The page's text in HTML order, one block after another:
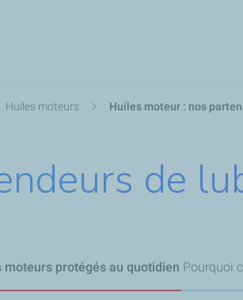
Huiles moteurs Huiles moteur : nos
de
moteurs protégés au quotidien Pourquoi